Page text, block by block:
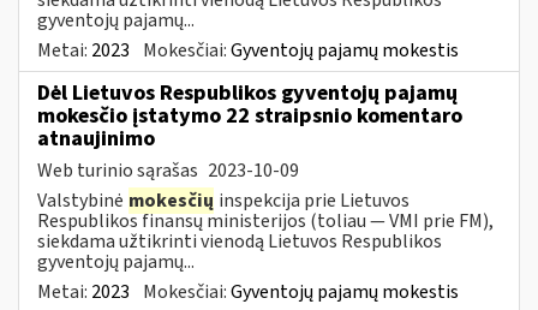
gyventojų pajamų...
Metai: 2023 Mokesčiai:Gyventojų pajamų mokestis
Dėl Lietuvos Respublikos gyventojų pajamų
mokesčio įstatymo 22 straipsnio komentaro
atnaujinimo
Web turinio sąrašas 2023-10-09
Valstybinė mokesčių inspekcija prie Lietuvos
Respublikos finansų ministerijos (toliau — VMI prie FM),
siekdama užtikrinti vienodą Lietuvos Respublikos
gyventojų pajamų...
Metai: 2023 Mokesčiai:Gyventojų pajamų mokestis